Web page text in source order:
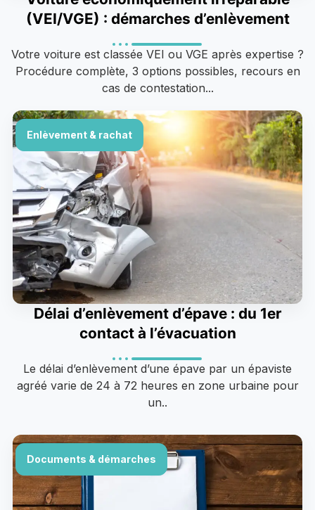
(VEI/VGE) : démarches d’enlèvement
Votre voiture est classée VEI ou VGE après expertise ?
Procédure complète, 3 options possibles, recours en
cas de contestation...
Enlèvement & rachat
Délai d’enlèvement d’épave : du 1er
contact à l’évacuation
Le délai d’enlèvement d’une épave par un épaviste
agréé varie de 24 à 72 heures en zone urbaine pour
un..
Documents & démarches